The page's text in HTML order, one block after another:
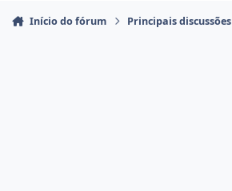
Início do fórum Principais discussões